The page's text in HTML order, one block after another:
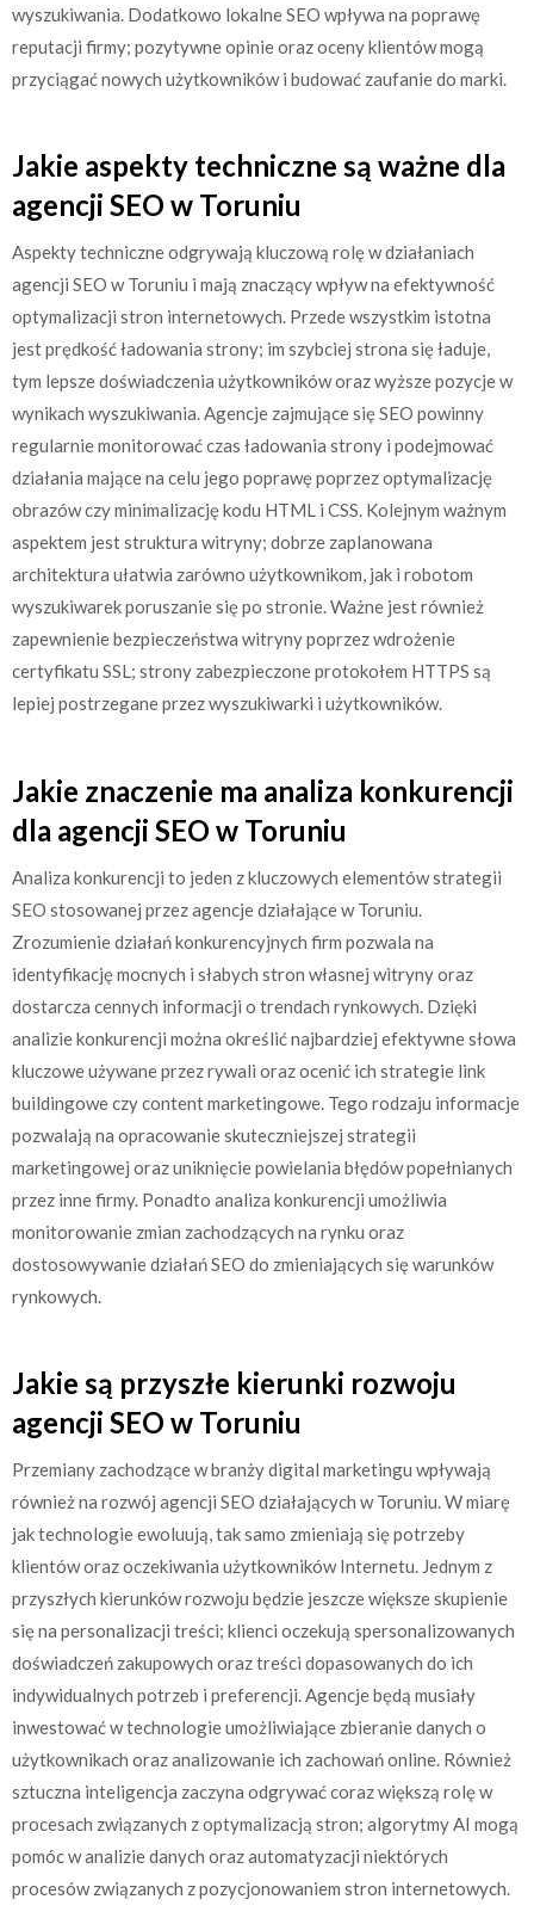
wyszukiwania. Dodatkowo lokalne SEO wpływa na poprawę
reputacji firmy; pozytywne opinie oraz oceny klientów mogą
przyciągać nowych użytkowników i budować zaufanie do marki.
Jakie aspekty techniczne są ważne dla
agencji SEO w Toruniu
Aspekty techniczne odgrywają kluczową rolę w działaniach
agencji SEO w Toruniu i mają znaczący wpływ na efektywność
optymalizacji stron internetowych. Przede wszystkim istotna
jest prędkość ładowania strony; im szybciej strona się ładuje,
tym lepsze doświadczenia użytkowników oraz wyższe pozycje w
wynikach wyszukiwania. Agencje zajmujące się SEO powinny
regularnie monitorować czas ładowania strony i podejmować
działania mające na celu jego poprawę poprzez optymalizację
obrazów czy minimalizację kodu HTML i CSS. Kolejnym ważnym
aspektem jest struktura witryny; dobrze zaplanowana
architektura ułatwia zarówno użytkownikom, jak i robotom
wyszukiwarek poruszanie się po stronie. Ważne jest również
zapewnienie bezpieczeństwa witryny poprzez wdrożenie
certyfikatu SSL; strony zabezpieczone protokołem HTTPS są
lepiej postrzegane przez wyszukiwarki i użytkowników.
Jakie znaczenie ma analiza konkurencji
dla agencji SEO w Toruniu
Analiza konkurencji to jeden z kluczowych elementów strategii
SEO stosowanej przez agencje działające w Toruniu.
Zrozumienie działań konkurencyjnych firm pozwala na
identyfikację mocnych i słabych stron własnej witryny oraz
dostarcza cennych informacji o trendach rynkowych. Dzięki
analizie konkurencji można określić najbardziej efektywne słowa
kluczowe używane przez rywali oraz ocenić ich strategie link
buildingowe czy content marketingowe. Tego rodzaju informacje
pozwalają na opracowanie skuteczniejszej strategii
marketingowej oraz uniknięcie powielania błędów popełnianych
przez inne firmy. Ponadto analiza konkurencji umożliwia
monitorowanie zmian zachodzących na rynku oraz
dostosowywanie działań SEO do zmieniających się warunków
rynkowych.
Jakie są przyszłe kierunki rozwoju
agencji SEO w Toruniu
Przemiany zachodzące w branży digital marketingu wpływają
również na rozwój agencji SEO działających w Toruniu. W miarę
jak technologie ewoluują, tak samo zmieniają się potrzeby
klientów oraz oczekiwania użytkowników Internetu. Jednym z
przyszłych kierunków rozwoju będzie jeszcze większe skupienie
się na personalizacji treści; klienci oczekują spersonalizowanych
doświadczeń zakupowych oraz treści dopasowanych do ich
indywidualnych potrzeb i preferencji. Agencje będą musiały
inwestować w technologie umożliwiające zbieranie danych o
użytkownikach oraz analizowanie ich zachowań online. Również
sztuczna inteligencja zaczyna odgrywać coraz większą rolę w
procesach związanych z optymalizacją stron; algorytmy AI mogą
pomóc w analizie danych oraz automatyzacji niektórych
procesów związanych z pozycjonowaniem stron internetowych.